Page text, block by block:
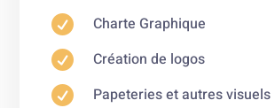
 Charte Graphique
 Création de logos
 Papeteries et autres visuels